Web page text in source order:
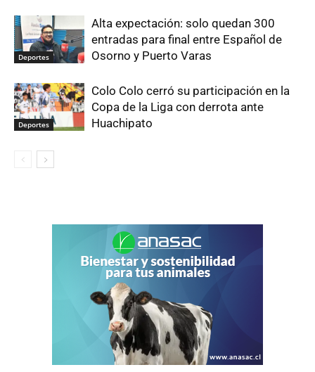
Deportes
Alta expectación: solo quedan 300
entradas para final entre Español de
Osorno y Puerto Varas
Deportes
Colo Colo cerró su participación en la
Copa de la Liga con derrota ante
Huachipato